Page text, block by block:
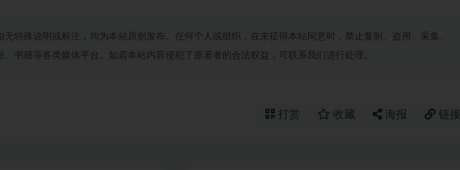
无特殊说明或标注，均为本站原创发布。任何个人或组织，在未征得本站同意时，禁止复制、盗用、采集、
、书籍等各类媒体平台。如若本站内容侵犯了原著者的合法权益，可联系我们进行处理。
打赏 收藏 海报 链接